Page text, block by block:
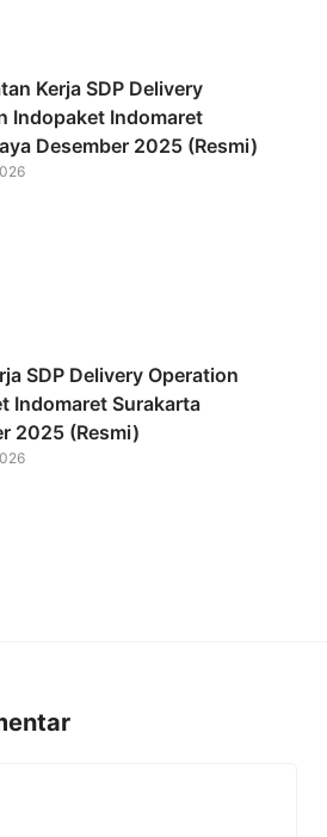
Kerja SDP Delivery
Indopaket Indomaret
Desember 2025 (Resmi)
SDP Delivery Operation
Indomaret Surakarta
2025 (Resmi)